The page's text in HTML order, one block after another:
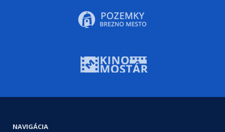
NAVIGÁCIA